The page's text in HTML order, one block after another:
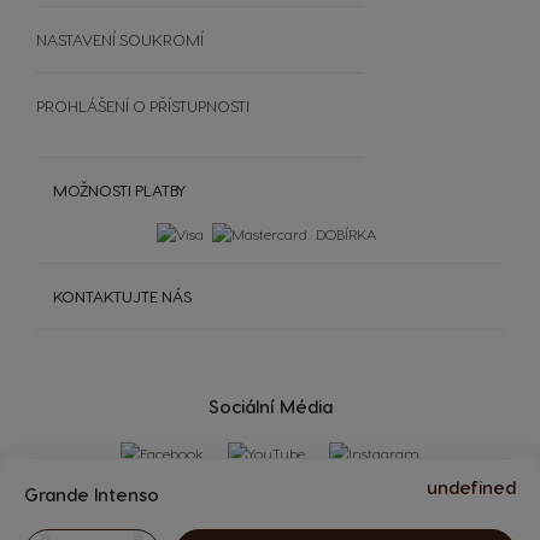
Sociální Média
MOŽNOSTI PLATBY
DOBÍRKA
KONTAKTUJTE NÁS
NASTAVENÍ SOUKROMÍ
PROHLÁŠENÍ O PŘÍSTUPNOSTI
Grande Intenso undefined